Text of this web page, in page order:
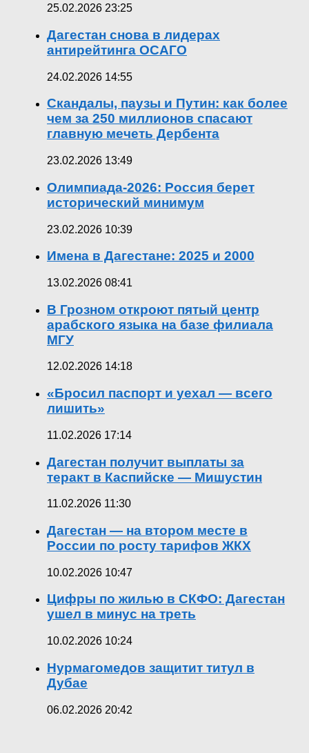
25.02.2026 23:25
Дагестан снова в лидерах
антирейтинга ОСАГО
24.02.2026 14:55
Скандалы, паузы и Путин: как более
чем за 250 миллионов спасают
главную мечеть Дербента
23.02.2026 13:49
Олимпиада-2026: Россия берет
исторический минимум
23.02.2026 10:39
Имена в Дагестане: 2025 и 2000
13.02.2026 08:41
В Грозном откроют пятый центр
арабского языка на базе филиала
МГУ
12.02.2026 14:18
«Бросил паспорт и уехал — всего
лишить»
11.02.2026 17:14
Дагестан получит выплаты за
теракт в Каспийске — Мишустин
11.02.2026 11:30
Дагестан — на втором месте в
России по росту тарифов ЖКХ
10.02.2026 10:47
Цифры по жилью в СКФО: Дагестан
ушел в минус на треть
10.02.2026 10:24
Нурмагомедов защитит титул в
Дубае
06.02.2026 20:42